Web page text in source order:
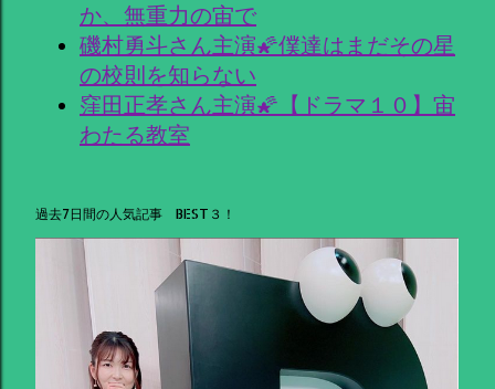
か、無重力の宙で
磯村勇斗さん主演🌠僕達はまだその星
の校則を知らない
窪田正孝さん主演🌠【ドラマ１０】宙
わたる教室
過去7日間の人気記事 BEST３！